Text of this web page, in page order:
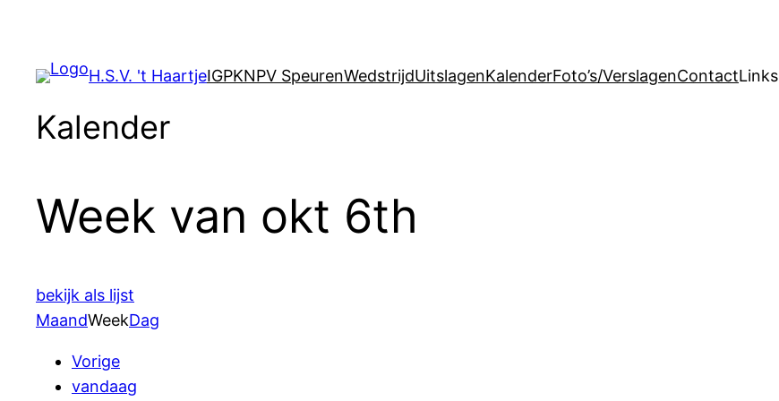
H.S.V. 't HaartjeIGPKNPV SpeurenWedstrijdUitslagenKalenderFoto’s/VerslagenContactLinks
Kalender
Week van okt 6th
bekijk als lijst
MaandWeekDag
Vorige
vandaag